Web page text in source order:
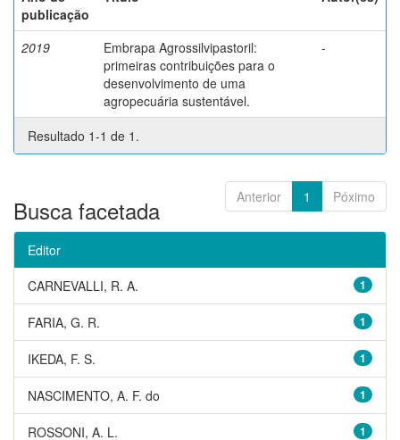
publicação
2019
Embrapa Agrossilvipastoril:
primeiras contribuições para o
desenvolvimento de uma
agropecuária sustentável.
-
Resultado 1-1 de 1.
Anterior 1 Póximo
Busca facetada
Editor
1
CARNEVALLI, R. A.
1
FARIA, G. R.
1
IKEDA, F. S.
1
NASCIMENTO, A. F. do
1
ROSSONI, A. L.